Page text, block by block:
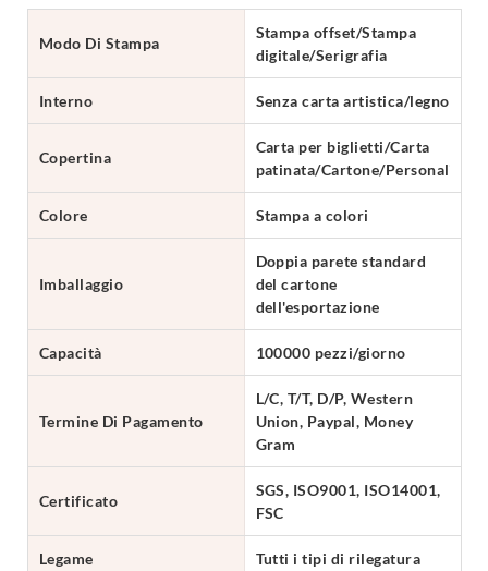
Modo Di Stampa
Stampa offset/Stampa
digitale/Serigrafia
Interno Senza carta artistica/legno
Copertina
Carta per biglietti/Carta
patinata/Cartone/
Colore Stampa a colori
Imballaggio
Doppia parete standard
del cartone
dell'esportazione
Capacità 100000 pezzi/giorno
Termine Di Pagamento
L/C, T/T, D/P, Western
Union, Paypal, Money
Gram
Certificato
SGS, ISO9001, ISO14001,
FSC
Legame Tutti i tipi di rilegatura